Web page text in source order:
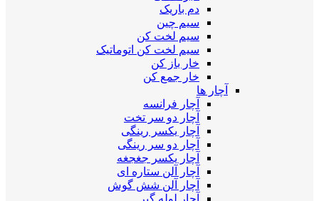
دم باریک
سیم چین
سیم لخت کن
سیم لخت کن اتوماتیک
خار باز کن
خار جمع کن
آچار ها
آچار فرانسه
آچار دو سر تخت
آچار یکسر رینگی
آچار دو سر رینگی
آچار یکسر جغجغه
آچار آلن ستاره ای
آچار آلن شش گوش